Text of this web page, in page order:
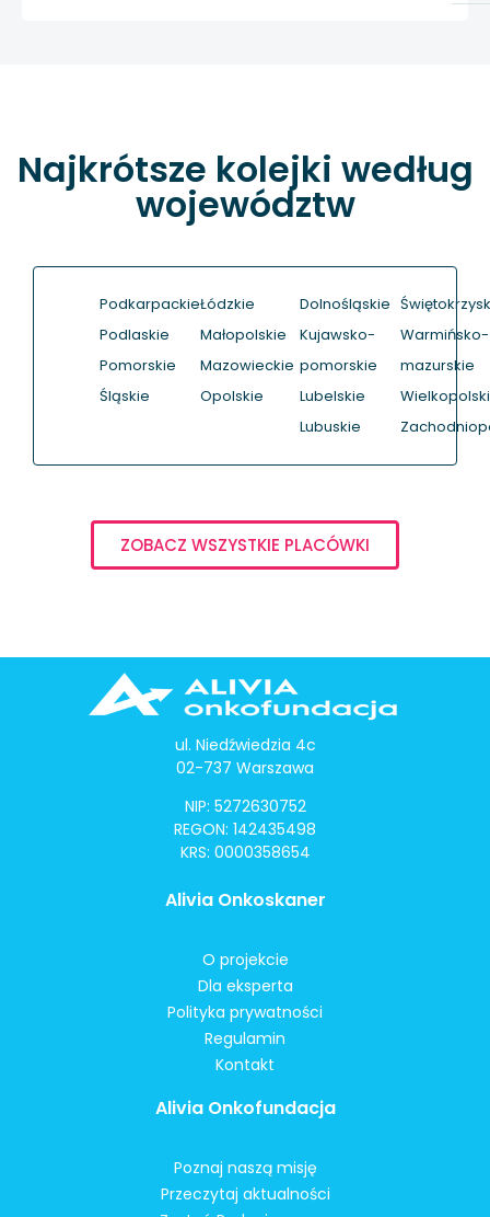
Najkrótsze kolejki według
województw
Podkarpackie
Podlaskie
Pomorskie
Śląskie
Łódzkie
Małopolskie
Mazowieckie
Opolskie
Dolnośląskie
Kujawsko-
pomorskie
Lubelskie
Lubuskie
Warmińsko-
mazurskie
ZOBACZ WSZYSTKIE PLACÓWKI
ul. Niedźwiedzia 4c
02-737 Warszawa
NIP: 5272630752
REGON: 142435498
KRS: 0000358654
Alivia Onkoskaner
O projekcie
Dla eksperta
Polityka prywatności
Regulamin
Kontakt
Alivia Onkofundacja
Poznaj naszą misję
Przeczytaj aktualności